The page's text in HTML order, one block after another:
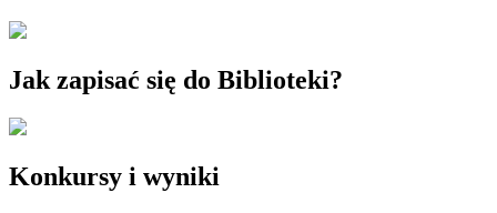
Jak zapisać się do Biblioteki?
Konkursy i wyniki